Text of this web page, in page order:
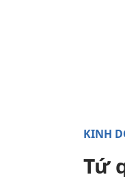
KINH
Tứ